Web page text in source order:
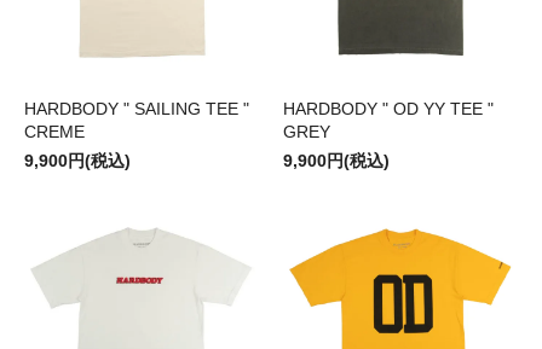
HARDBODY " SAILING TEE "
CREME
9,900円(税込)
HARDBODY " OD YY TEE "
GREY
9,900円(税込)